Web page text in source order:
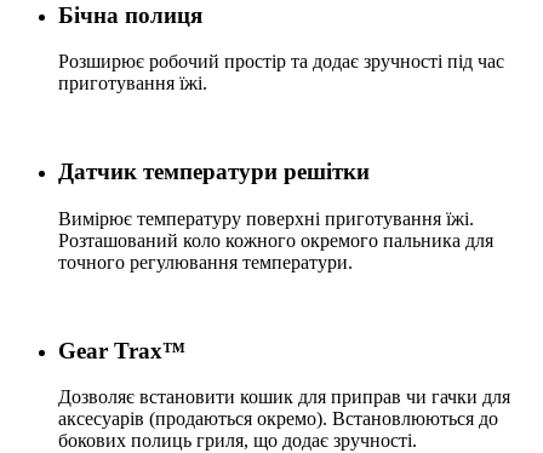
Бічна полиця
Розширює робочий простір та додає зручності під час
приготування їжі.
Датчик температури решітки
Вимірює температуру поверхні приготування їжі.
Розташований коло кожного окремого пальника для
точного регулювання температури.
Gear Trax™
Дозволяє встановити кошик для приправ чи гачки для
аксесуарів (продаються окремо). Встановлюються до
бокових полиць гриля, що додає зручності.